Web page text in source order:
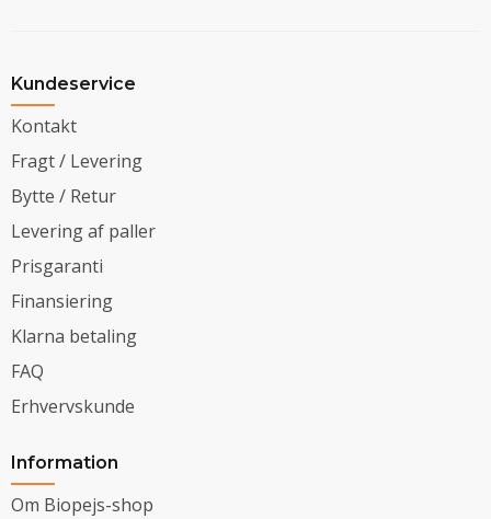
Kundeservice
Kontakt
Fragt / Levering
Bytte / Retur
Levering af paller
Prisgaranti
Finansiering
Klarna betaling
FAQ
Erhvervskunde
Information
Om Biopejs-shop